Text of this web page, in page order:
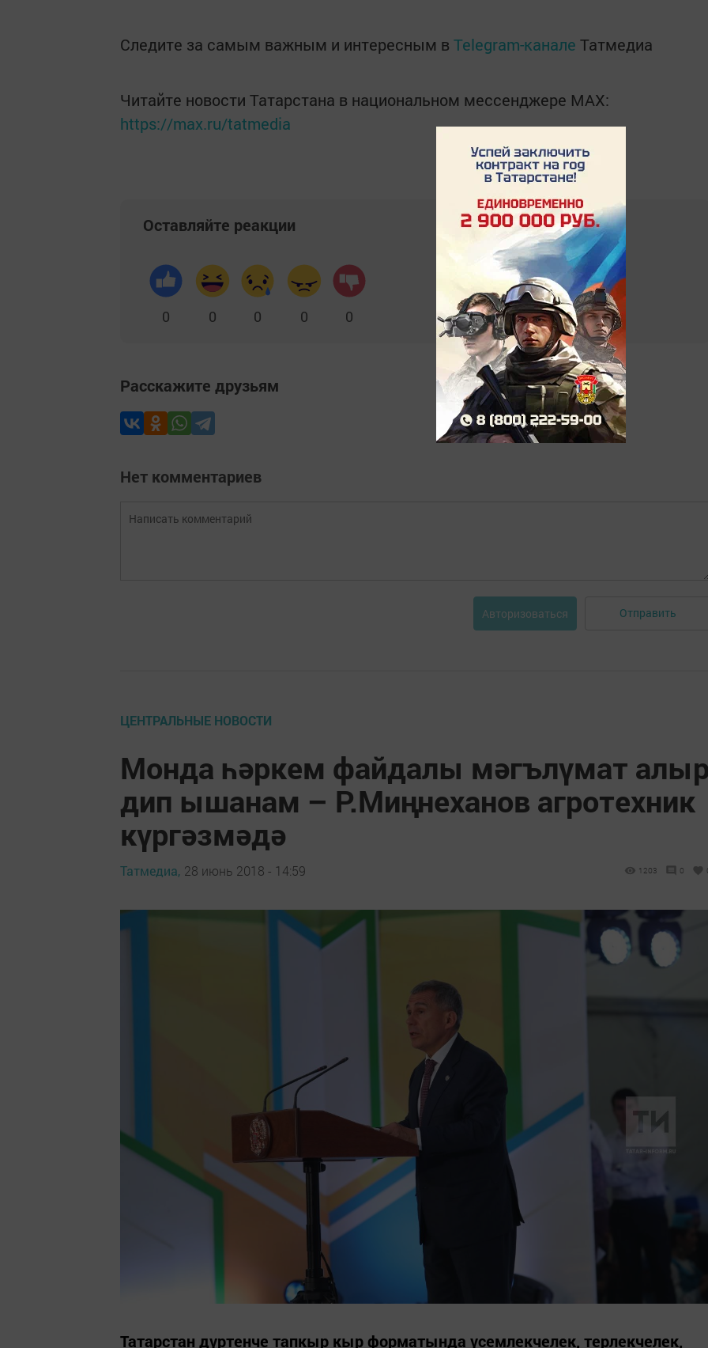
Следите за самым важным и интересным в Telegram-канале Татмедиа
Читайте новости Татарстана в национальном мессенджере MАХ:
https://max.ru/tatmedia
Оставляйте реакции
0 0 0 0 0
Расскажите друзьям
Нет комментариев
Авторизоваться Отправить
ЦЕНТРАЛЬНЫЕ НОВОСТИ
Монда һәркем файдалы мәгълүмат
дип ышанам – Р.Миңнеханов агротехник
күргәзмәдә
Татмедиа, 28 июнь 2018 - 14:59 1203 0
Татарстан дүртенче тапкыр кыр форматында үсемлекчелек, терлекчелек,